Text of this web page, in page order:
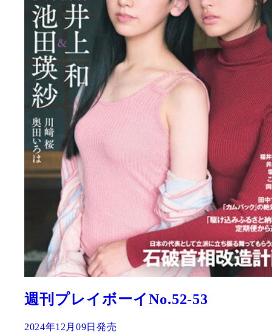
週刊プレイボーイNo.52-53
2024年12月09日発売